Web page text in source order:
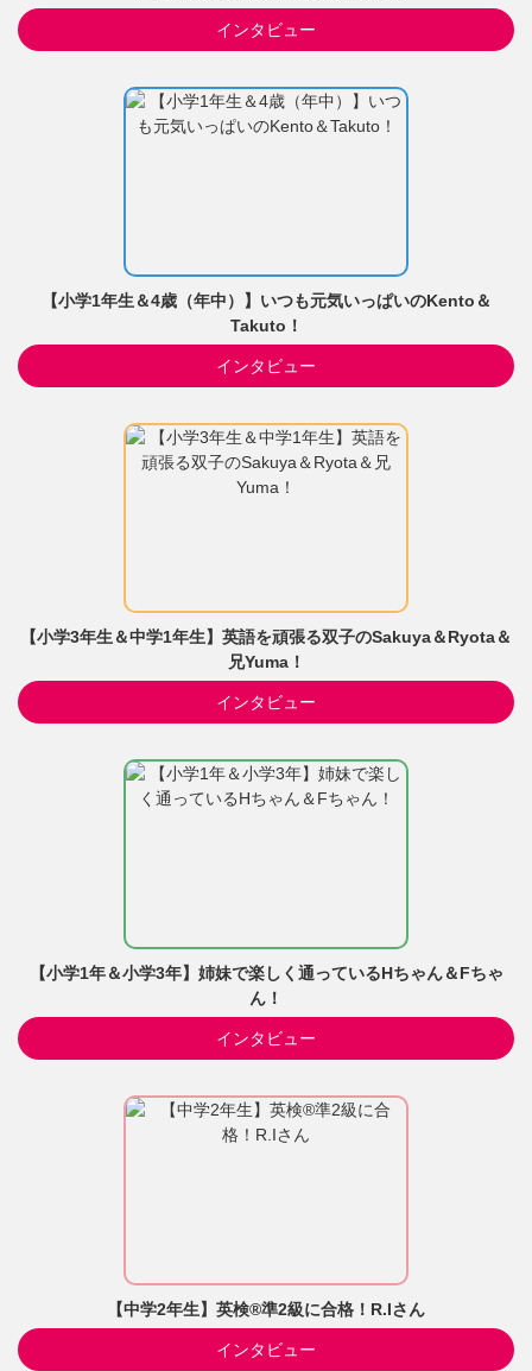
インタビュー
【小学1年生＆4歳（年中）】いつも元気いっぱいのKento＆
Takuto！
インタビュー
【小学3年生＆中学1年生】英語を頑張る双子のSakuya＆Ryota＆
兄Yuma！
インタビュー
【小学1年＆小学3年】姉妹で楽しく通っているHちゃん＆Fちゃ
ん！
インタビュー
【中学2年生】英検®準2級に合格！R.Iさん
インタビュー